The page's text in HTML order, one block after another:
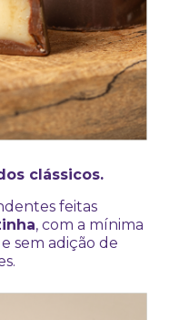
clássicos.
feitas
, com a mínima
sem adição de